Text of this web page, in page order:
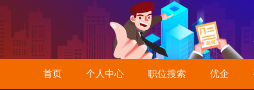
首页 个人中心 职位搜索 优企